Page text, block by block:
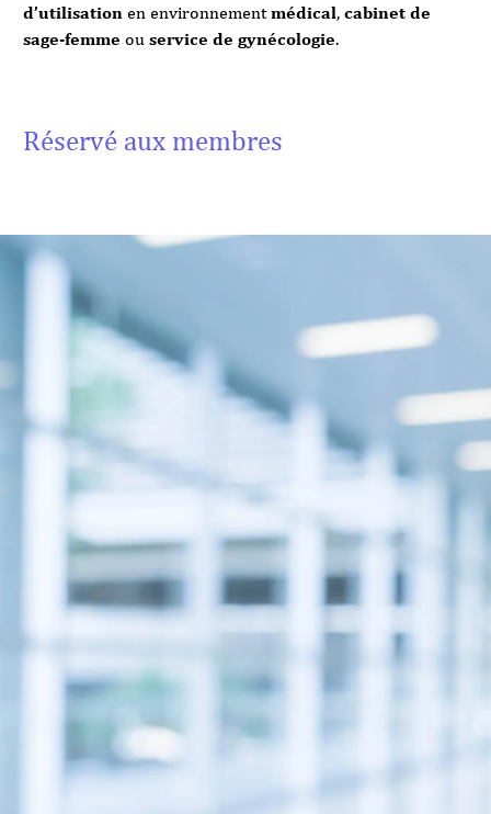
d’utilisation en environnementmédical, cabinet de
sage-femme ou service de gynécologie.
Réservé aux membres